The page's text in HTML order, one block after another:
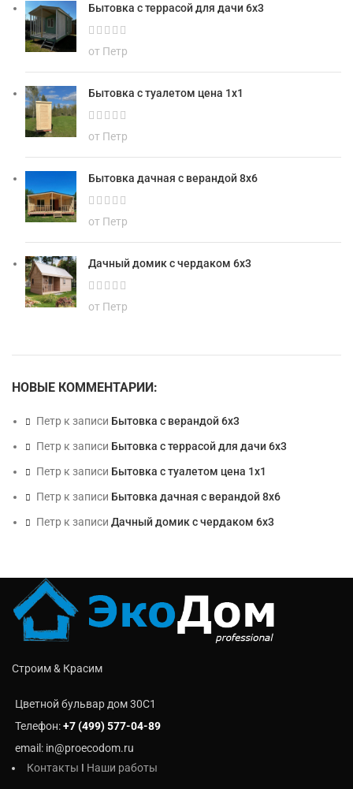
Бытовка с террасой для дачи 6х3
от Петр
Бытовка с туалетом цена 1х1
от Петр
Бытовка дачная с верандой 8х6
от Петр
Дачный домик с чердаком 6х3
от Петр
НОВЫЕ КОММЕНТАРИИ:
Петр к записи Бытовка с верандой 6х3
Петр к записи Бытовка с террасой для дачи 6х3
Петр к записи Бытовка с туалетом цена 1х1
Петр к записи Бытовка дачная с верандой 8х6
Петр к записи Дачный домик с чердаком 6х3
Строим & Красим
Цветной бульвар дом 30C1
Телефон:+7 (499) 577-04-89
email: in@proecodom.ru
Контакты I Наши работы